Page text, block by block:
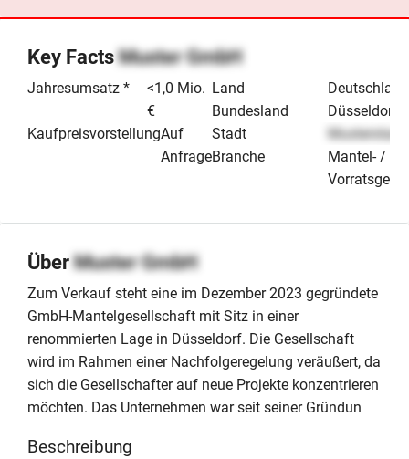
Key FactsMuster GmbH
Jahresumsatz *
<1,0 Mio.
€
KaufpreisvorstellungAuf
Anfrage
Land
Deutschland
Bundesland
Düsseldorf
Stadt
Musterstadt
Branche
Mantel- /
ÜberMuster GmbH
Zum Verkauf steht eine im Dezember 2023 gegründete
GmbH-Mantelgesellschaft mit Sitz in einer
renommierten Lage in Düsseldorf. Die Gesellschaft
wird im Rahmen einer Nachfolgeregelung veräußert, da
sich die Gesellschafter auf neue Projekte konzentrieren
möchten. Das Unternehmen war seit seiner Gründun
Beschreibung